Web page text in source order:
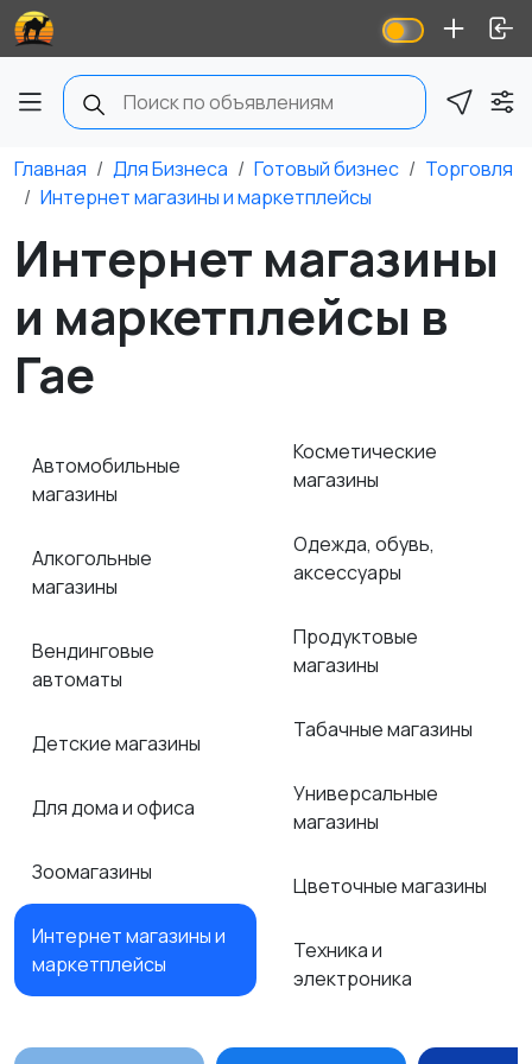
Главная Для Бизнеса Готовый бизнес
Торговля
Интернет магазины и маркетплейсы
Интернет магазины
и маркетплейсы в
Гае
Автомобильные
магазины
Алкогольные
магазины
Вендинговые
автоматы
Детские магазины
Для дома и офиса
Зоомагазины
Интернет магазины и
маркетплейсы
Косметические
магазины
Одежда, обувь,
аксессуары
Продуктовые
магазины
Табачные магазины
Универсальные
магазины
Цветочные магазины
Техника и
электроника